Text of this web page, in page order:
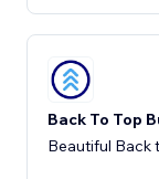
Back To Top
Beautiful Back